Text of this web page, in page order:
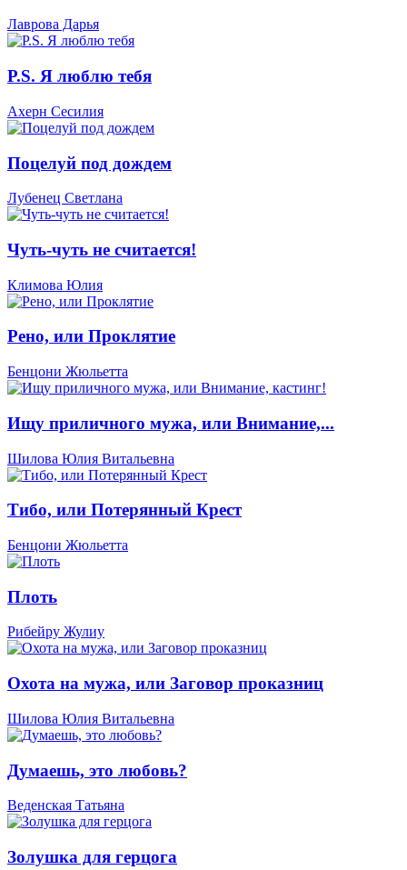
Лаврова Дарья
P.S. Я люблю тебя
Ахерн Сесилия
Поцелуй под дождем
Лубенец Светлана
Чуть-чуть не считается!
Климова Юлия
Рено, или Проклятие
Бенцони Жюльетта
Ищу приличного мужа, или Внимание,...
Шилова Юлия Витальевна
Тибо, или Потерянный Крест
Бенцони Жюльетта
Плоть
Рибейру Жулиу
Охота на мужа, или Заговор проказниц
Шилова Юлия Витальевна
Думаешь, это любовь?
Веденская Татьяна
Золушка для герцога